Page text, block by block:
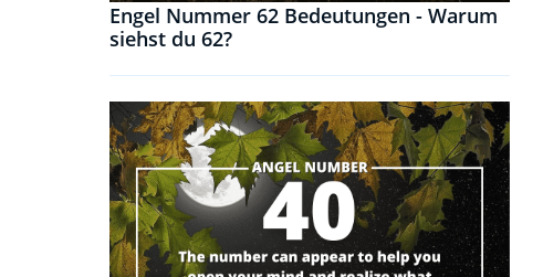
Engel Nummer 62 Bedeutungen - Warum
siehst du 62?